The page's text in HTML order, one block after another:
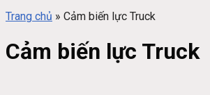
Trang chủ » Cảm biến lực Truck
Cảm biến lực Truck